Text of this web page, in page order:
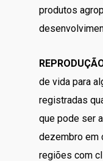
produtos
de vida para
registradas
que pode ser
dezembro em
regiões com